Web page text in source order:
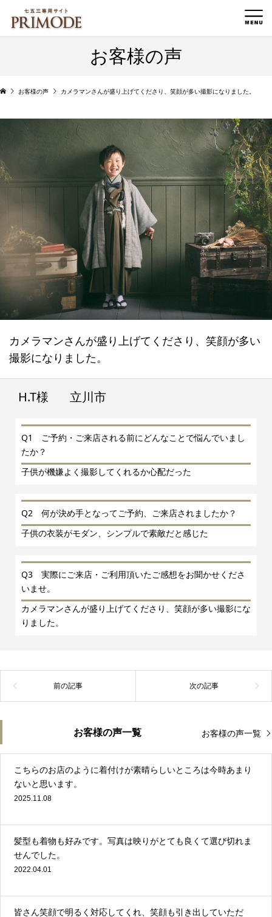
お客様の声
お客様の声 カメラマンさんが盛り上げてくださり、笑顔が多い撮影になりました。
カメラマンさんが盛り上げてくださり、笑顔が多い
撮影になりました。
H.T様 立川市
Q1 ご予約・ご来店される前にどんなことで悩んでいまし
たか？
子供が機嫌よく撮影してくれるか心配だった
Q2 何が決め手となってご予約、ご来店されましたか？
子供の衣装がモダン、シンプルで素敵だと感じた
Q3 実際にご来店・ご利用頂いたご感想をお聞かせくださ
いませ。
カメラマンさんが盛り上げてくださり、笑顔が多い撮影にな
りました。
お客様の声一覧 お客様の声一覧
こちらのお店のように着付けが素晴らしいところは今時あまり
ないと思います。
2025.11.08
髪型も着物も好みです。写真は映りがとても良くて選び切れま
せんでした。
2022.04.01
皆さん笑顔で明るく対応してくれ、笑顔も引き出していただ